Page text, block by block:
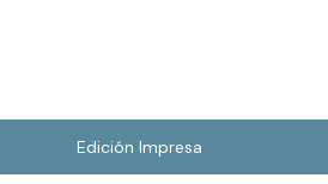
Edición Impresa